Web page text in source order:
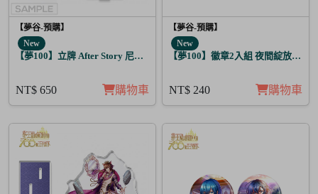
【夢谷-預購】
New
【夢100】立牌 After Story 尼洛 日覺
NT$ 650 購物車
【夢谷-預購】
New
【夢100】徽章2入組 夜間綻放的花
NT$ 240 購物車